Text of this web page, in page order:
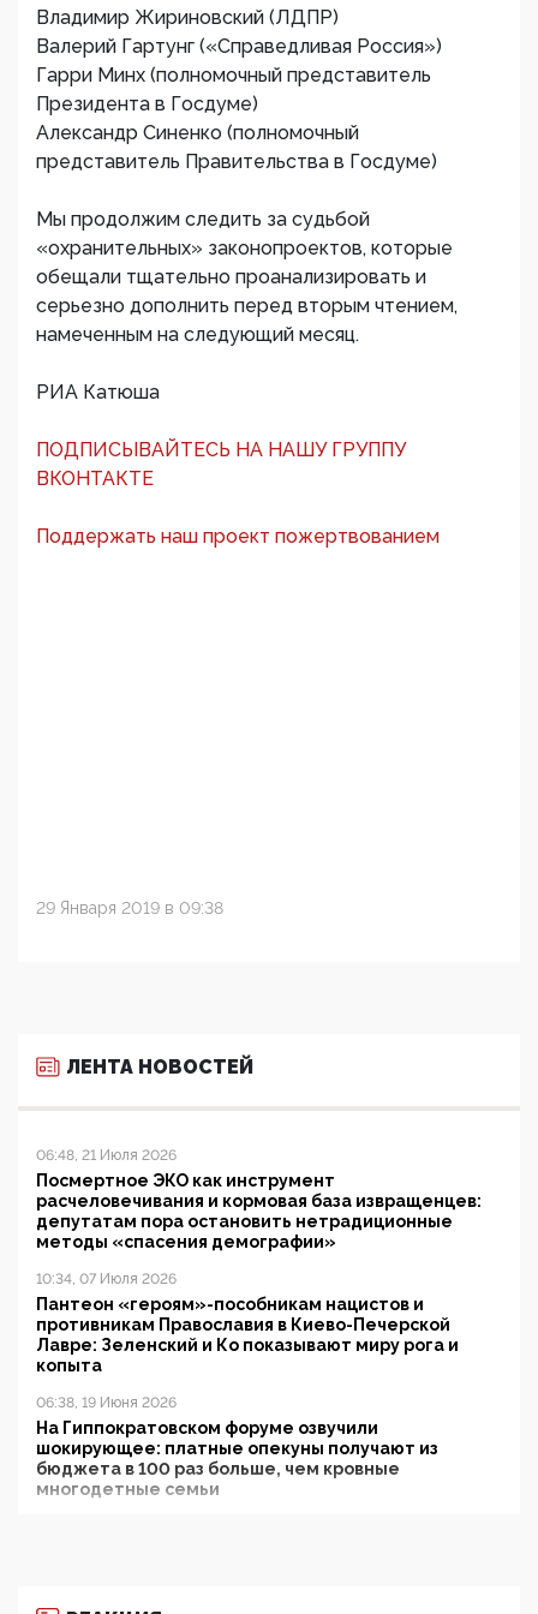
Владимир Жириновский (ЛДПР)
Валерий Гартунг («Справедливая Россия»)
Гарри Минх (полномочный представитель
Президента в Госдуме)
Александр Синенко (полномочный
представитель Правительства в Госдуме)
Мы продолжим следить за судьбой
«охранительных» законопроектов, которые
обещали тщательно проанализировать и
серьезно дополнить перед вторым чтением,
намеченным на следующий месяц.
РИА Катюша
ПОДПИСЫВАЙТЕСЬ НА НАШУ ГРУППУ
ВКОНТАКТЕ
Поддержать наш проект пожертвованием
29 Января 2019 в 09:38
ЛЕНТА НОВОСТЕЙ
06:48, 21 Июля 2026
Посмертное ЭКО как инструмент
расчеловечивания и кормовая база извращенцев:
депутатам пора остановить нетрадиционные
методы «спасения демографии»
10:34, 07 Июля 2026
Пантеон «героям»-пособникам нацистов и
противникам Православия в Киево-Печерской
Лавре: Зеленский и Ко показывают миру рога и
копыта
06:38, 19 Июня 2026
На Гиппократовском форуме озвучили
шокирующее: платные опекуны получают из
бюджета в 100 раз больше, чем кровные
многодетные семьи